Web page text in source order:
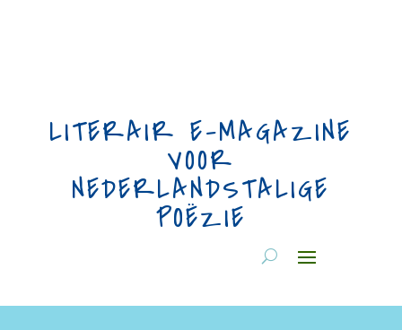
LITERAIR E-MAGAZINE
VOOR
NEDERLANDSTALIGE
POËZIE